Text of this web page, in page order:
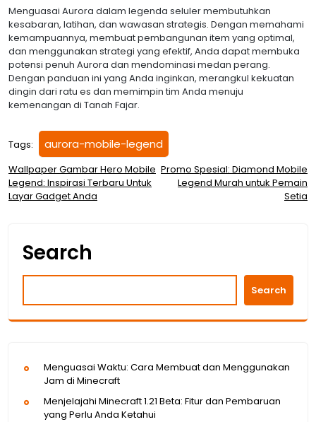
Menguasai Aurora dalam legenda seluler membutuhkan
kesabaran, latihan, dan wawasan strategis. Dengan memahami
kemampuannya, membuat pembangunan item yang optimal,
dan menggunakan strategi yang efektif, Anda dapat membuka
potensi penuh Aurora dan mendominasi medan perang.
Dengan panduan ini yang Anda inginkan, merangkul kekuatan
dingin dari ratu es dan memimpin tim Anda menuju
kemenangan di Tanah Fajar.
Tags: aurora-mobile-legend
Post
navigation
Wallpaper Gambar Hero Mobile
Legend: Inspirasi Terbaru Untuk
Layar Gadget Anda
Promo Spesial: Diamond Mobile
Legend Murah untuk Pemain
Setia
Search
Search
Menguasai Waktu: Cara Membuat dan Menggunakan
Jam di Minecraft
Menjelajahi Minecraft 1.21 Beta: Fitur dan Pembaruan
yang Perlu Anda Ketahui